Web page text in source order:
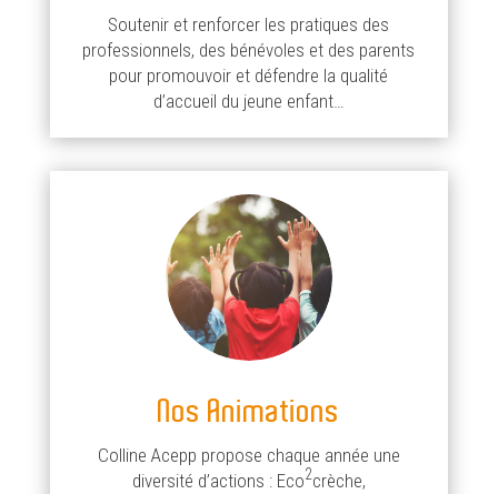
Soutenir et renforcer les pratiques des
professionnels, des bénévoles et des parents
pour promouvoir et défendre la qualité
d’accueil du jeune enfant…
Nos Animations
Colline Acepp propose chaque année une
diversité d’actions : Eco2crèche,